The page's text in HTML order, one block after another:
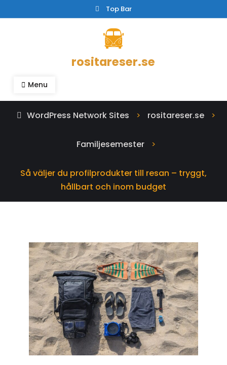
to
Top Bar
rositareser.se
Menu
WordPress Network Sites > rositareser.se >
Familjesemester >
Så väljer du profilprodukter till resan – tryggt,
hållbart och inom budget